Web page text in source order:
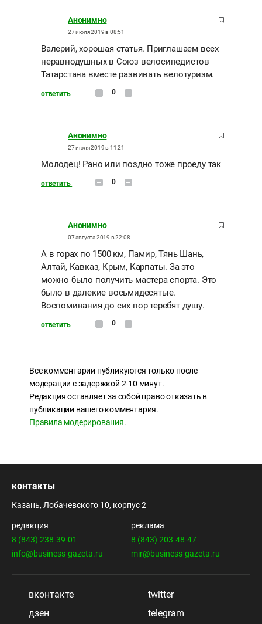
Анонимно
27 июля 2019 в 08:51
Валерий, хорошая статья. Приглашаем всех
неравнодушных в Союз велосипедистов
Татарстана вместе развивать велотуризм.
ответить 0
Анонимно
27 июля 2019 в 11:21
Молодец! Рано или поздно тоже проеду так
ответить 0
Анонимно
07 августа 2019 в 22:08
А в горах по 1500 км, Памир, Тянь Шань,
Алтай, Кавказ, Крым, Карпаты. За это
можно было получить мастера спорта. Это
было в далекие восьмидесятые.
Воспоминания до сих пор теребят душу.
ответить 0
Все комментарии публикуются только после
модерации с задержкой 2-10 минут.
Редакция оставляет за собой право отказать в
публикации вашего комментария.
Правила модерирования.
контакты
Казань, Лобачевского 10, корпус 2
редакция
8 (843) 238-39-01
info@business-gazeta.ru
реклама
8 (843) 203-48-47
mir@business-gazeta.ru
вконтакте
twitter
дзен
telegram